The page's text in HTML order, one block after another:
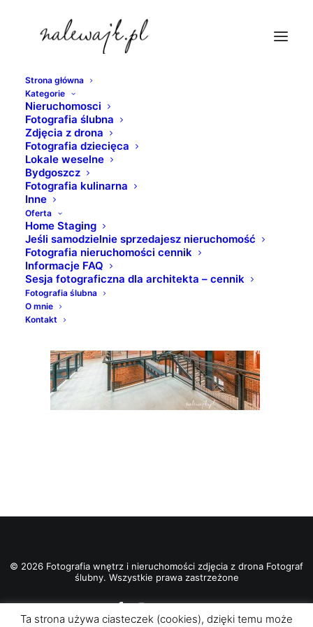
Strona główna
Kategorie
Nieruchomosci
Fotografia ślubna
Zdjęcia z drona
Fotografia dziecięca
Lokale weselne
Bydgoszcz
Fotografia kulinarna
Inne
Oferta
Home Staging
Jeśli samodzielnie sprzedajesz nieruchomość
Fotografia nieruchomości cennik
Informacje FAQ
Sesja fotograficzna dla architekta – cennik
Fotografia ślubna
O mnie
Kontakt
Strona Główna
Młyny Rothera na Wyspie Młyńskiej | Zdjęcia
industrialnych wnętrz | Fotografia nieruchomości
© 2026 Fotografia wnętrz i nieruchomości zdjęcia z drona Fotograf
ślubny. Wszystkie prawa zastrzeżone
Ta strona używa ciasteczek (cookies), dzięki temu może